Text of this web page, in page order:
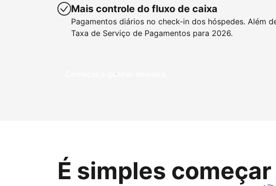
Mais controle do fluxo de caixa
Pagamentos diários no check-in dos hóspedes. Além
Taxa de Serviço de Pagamentos para 2026.
Começar a ganhar dinheiro
É simples